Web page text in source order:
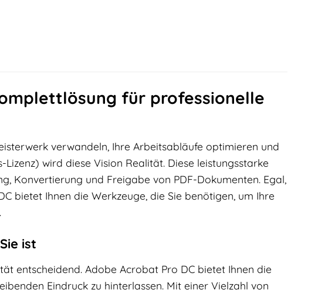
für professionelle
verwandeln, Ihre Arbeitsabläufe optimieren und
wird diese Vision Realität. Diese leistungsstarke
Konvertierung und Freigabe von PDF-Dokumenten. Egal,
bietet Ihnen die Werkzeuge, die Sie benötigen, um Ihre
ist
entscheidend. Adobe Acrobat Pro DC bietet Ihnen die
Eindruck zu hinterlassen. Mit einer Vielzahl von